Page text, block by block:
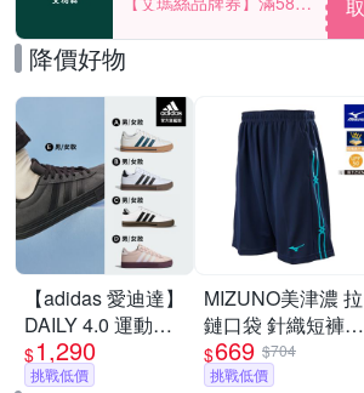
享85折！
取
降價好物
【adidas 愛迪達】
DAILY 4.0 運動休
閒鞋 男鞋/女鞋 (多
款任選)
$1,290
挑戰低價
MIZUNO美津濃 拉
鏈口袋 針織短褲
_32TBC533xx
$669 $704
挑戰低價